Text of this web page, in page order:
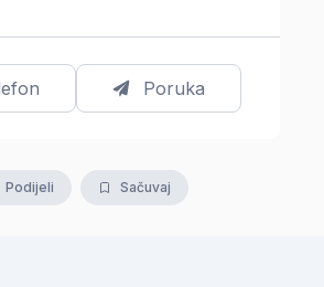
Poruka
Podijeli Sačuvaj